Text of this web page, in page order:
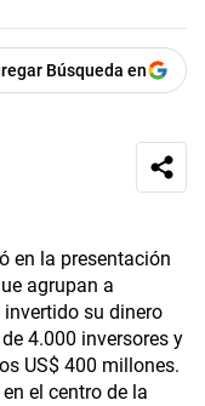
Búsqueda en
en la presentación
agrupan a
su dinero
4.000 inversores y
US$ 400 millones.
el centro de la